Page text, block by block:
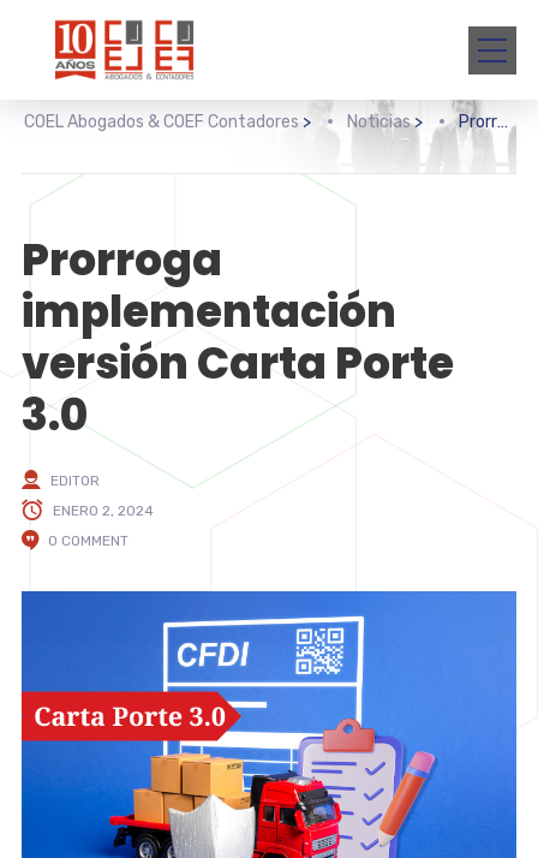
COEL Abogados & COEF Contadores > Noticias> Prorroga implementación versión Carta Porte 3.0
Prorroga
implementación
versión Carta Porte
3.0
EDITOR
ENERO 2, 2024
0 COMMENT